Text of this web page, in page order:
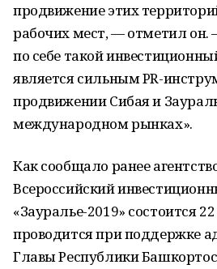
продвижение этих
рабочих мест, — отметил он.
по себе такой
является сильным PR-
продвижении Сибая и
международном рынках».
Как сообщало ранее
Всероссийский
«Зауралье-2019» состоится
проводится при поддержке
Главы Республики